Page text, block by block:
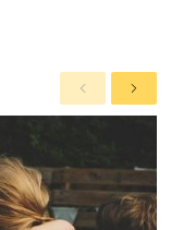
A
n
r
i
o
S
i
i
e
n